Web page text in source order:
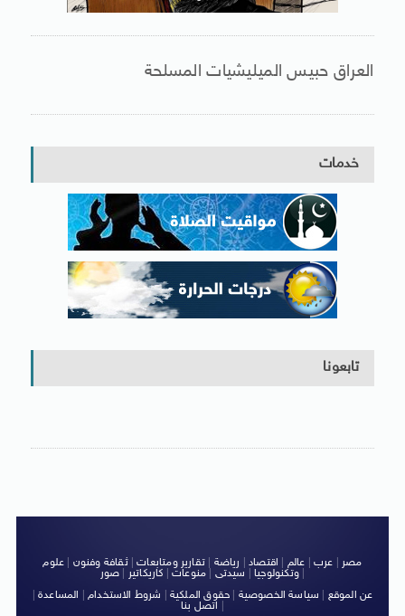
العراق حبيس الميليشيات المسلحة
خدمات
تابعونا
مصر عرب عالم اقتصاد رياضة |تقارير ومتابعات|ثقافة وفنون
علوم
وتكنولوجيا| سيدتى منوعات كاريكاتير صور
|
عن الموقع
سياسة الخصوصية حقوق الملكية شروط الاستخدام| المساعدة|
اتصل بنا